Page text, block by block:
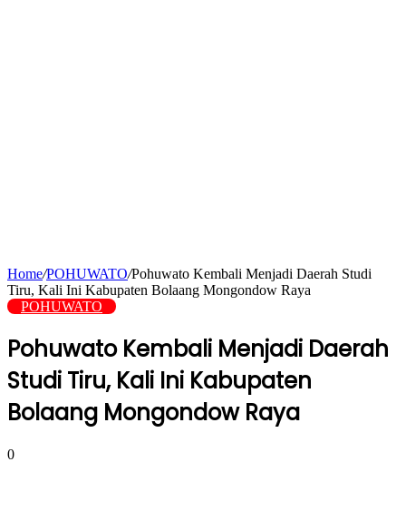
Home/POHUWATO/Pohuwato Kembali Menjadi Daerah Studi
Tiru, Kali Ini Kabupaten Bolaang Mongondow Raya
POHUWATO
Pohuwato Kembali Menjadi Daerah
Studi Tiru, Kali Ini Kabupaten
Bolaang Mongondow Raya
0